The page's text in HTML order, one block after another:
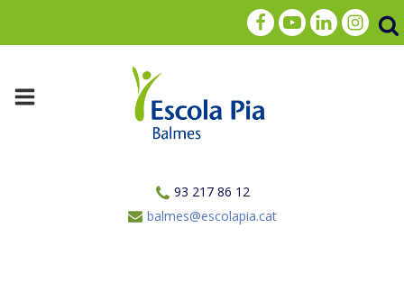
93 217 86 12
balmes@escolapia.cat